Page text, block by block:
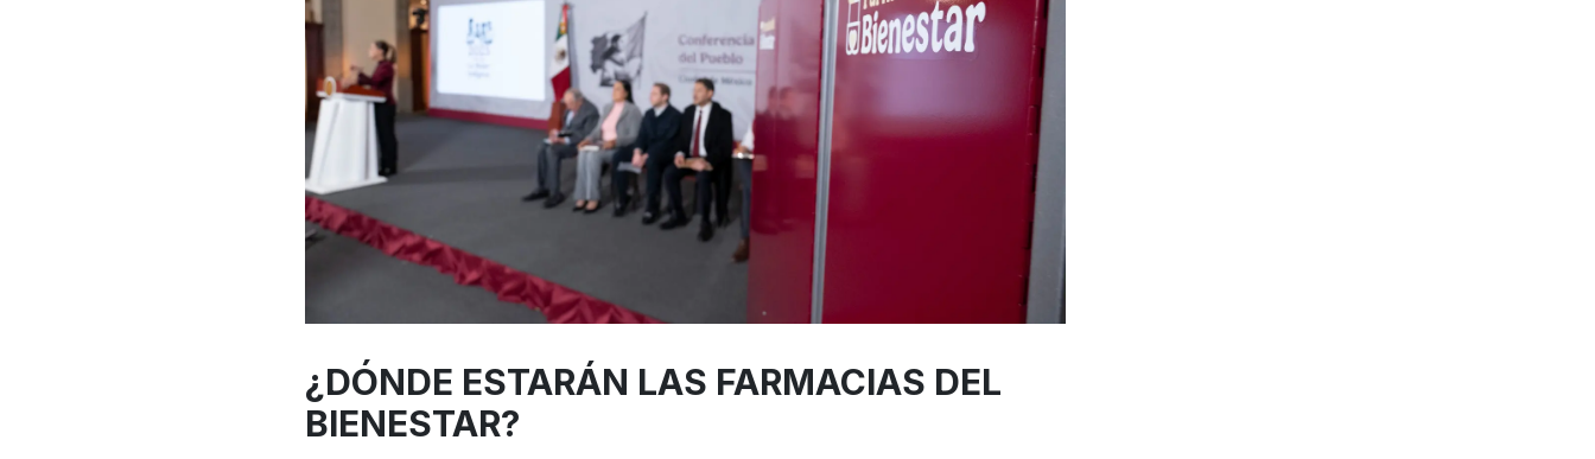
¿DÓNDE ESTARÁN LAS FARMACIAS DEL
BIENESTAR?